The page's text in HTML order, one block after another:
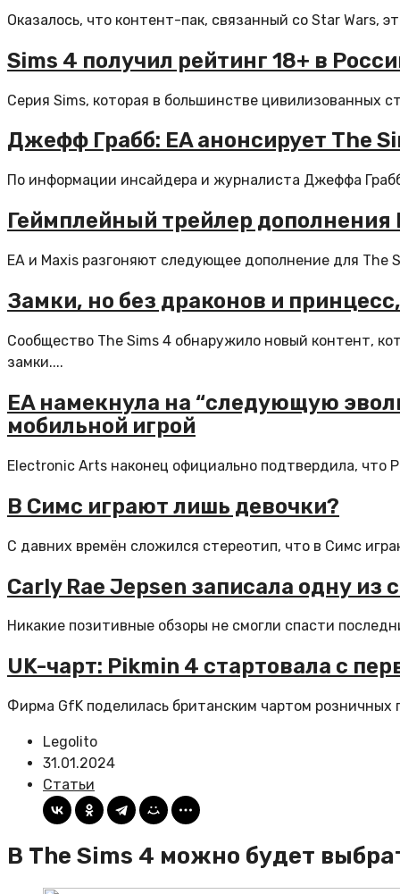
Оказалось, что контент-пак, связанный со Star Wars,
Sims 4 получил рейтинг 18+ в
Серия Sims, которая в большинстве цивилизованных
Джефф Грабб: EA анонсирует The
По информации инсайдера и журналиста Джеффа
Геймплейный трейлер дополнения
EA и Maxis разгоняют следующее дополнение для
Замки, но без драконов и
Сообщество The Sims 4 обнаружило новый контент,
замки....
EA намекнула на “следующую
мобильной игрой
Electronic Arts наконец официально подтвердила, что
В Симс играют лишь девочки?
С давних времён сложился стереотип, что в Симс
Carly Rae Jepsen записала одну из
Никакие позитивные обзоры не смогли спасти
UK-чарт: Pikmin 4 стартовала с
Фирма GfK поделилась британским чартом
Legolito
31.01.2024
Статьи
В The Sims 4 можно будет